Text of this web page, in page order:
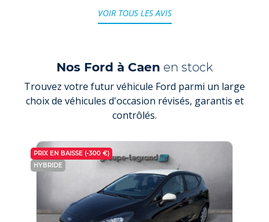
VOIR TOUS LES AVIS
Nos Ford à Caen en stock
Trouvez votre futur véhicule Ford parmi un large
choix de véhicules d'occasion révisés, garantis et
contrôlés.
PRIX EN BAISSE (-300 €)
HYBRIDE